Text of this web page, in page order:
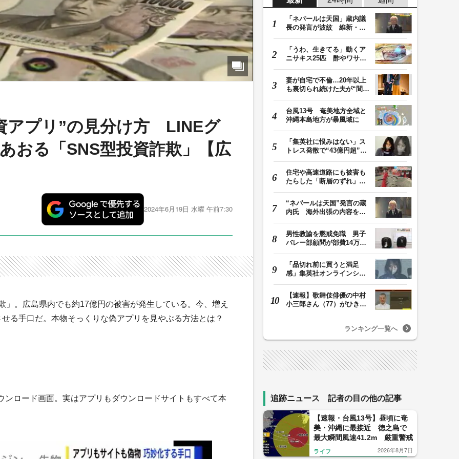
アプリ”の見分け方 LINEグ
おる「SNS型投資詐欺」【広
2024年6月19日 水曜 午前7:30
。広島県内でも約17億円の被害が発生している。今、増え
る手口だ。本物そっくりな偽アプリを見やぶる方法とは？
ロード画面。実はアプリもダウンロードサイトもすべて本
「ネパールは天国」蔵内議
長の発言が波紋 維新・吉
「うわ、生きてる」動くア
ニサキス25匹 酢やワサビ
妻が自宅で不倫…20年以上
も裏切られ続けた夫が“間
台風13号 奄美地方全域と
沖縄本島地方が暴風域に
「集英社に恨みはない」ス
トレス発散で“43億円超”の
住宅や高速道路にも被害も
たらした「断層のずれ」
“ネパールは天国”発言の蔵
内氏 海外出張の内容を説
男性教諭を懲戒免職 男子
バレー部顧問が部費14万円
「品切れ前に買うと満足
感」集英社オンラインショ
【速報】歌舞伎俳優の中村
小三郎さん（77）がひき逃
ランキング一覧へ
追跡ニュース 記者の目の他の記事
【速報・台風13号】昼頃に奄
美・沖縄に最接近 徳之島で
最大瞬間風速41.2m 厳重警戒
ライフ 2026年8月7日